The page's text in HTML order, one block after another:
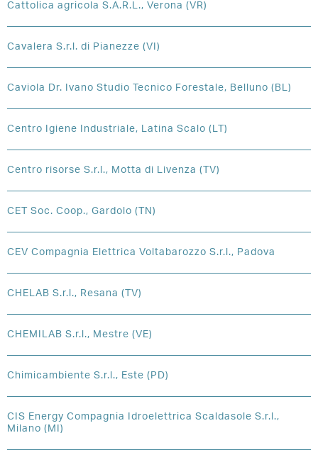
Cattolica agricola S.A.R.L., Verona (VR)
Cavalera S.r.l. di Pianezze (VI)
Caviola Dr. Ivano Studio Tecnico Forestale, Belluno (BL)
Centro Igiene Industriale, Latina Scalo (LT)
Centro risorse S.r.l., Motta di Livenza (TV)
CET Soc. Coop., Gardolo (TN)
CEV Compagnia Elettrica Voltabarozzo S.r.l., Padova
CHELAB S.r.l., Resana (TV)
CHEMILAB S.r.l., Mestre (VE)
Chimicambiente S.r.l., Este (PD)
CIS Energy Compagnia Idroelettrica Scaldasole S.r.l.,
Milano (MI)